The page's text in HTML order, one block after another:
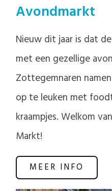
Avondmarkt
Nieuw dit jaar is dat
met een gezellige
Zottegemnaren
op te leuken met
kraampjes. Welkom
Markt!
MEER INFO